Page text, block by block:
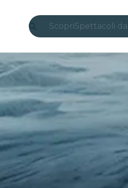
ScopriSpettacoli
Candlelight
Londra
San Paolo
Seoul